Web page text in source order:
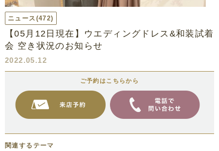
ニュース (472)
【05月12日現在】ウエディングドレス&和装試着
会 空き状況のお知らせ
2022.05.12
ご予約はこちらから
関連するテーマ